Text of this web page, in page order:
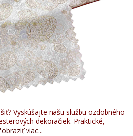
Vyskúšajte našu službu ozdobného
dekoračiek. Praktické,
viac...